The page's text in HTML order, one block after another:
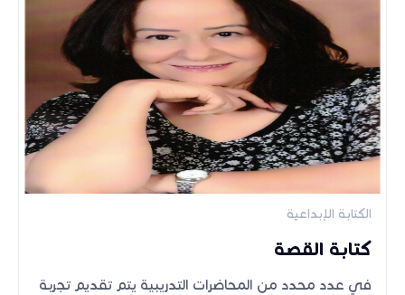
الكتابة الإبداعية
كتابة القصة
في عدد محدد من المحاضرات التدريبية يتم تقديم تجربة